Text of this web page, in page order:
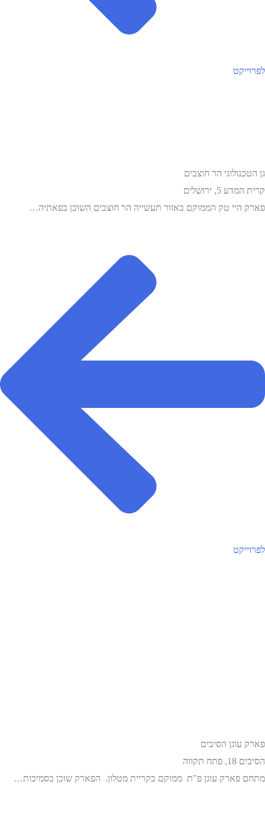
לפרוייקט
גן הטכנולוגי הר חוצבים
קרית המדע 5, ירושלים
פארק היי טק הממוקם באזור תעשייה הר חוצבים השוכן בפאתיה…
לפרוייקט
פארק עוגן הסיבים
הסיבים 18, פתח תקווה
מתחם פארק עוגן פ"ת ממוקם בקריית מטלון. הפארק שוכן בסמיכות…